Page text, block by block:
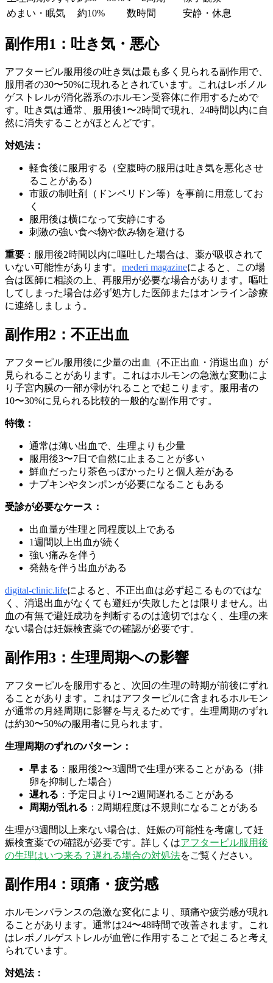
めまい・眠気
約10% 数時間 安静・休息
副作用1：吐き気・悪心
アフターピル服用後の吐き気は最も多く見られる副作用で、
服用者の30〜50%に現れるとされています。これはレボノル
ゲストレルが消化器系のホルモン受容体に作用するためで
す。吐き気は通常、服用後1〜2時間で現れ、24時間以内に自
然に消失することがほとんどです。
対処法：
軽食後に服用する（空腹時の服用は吐き気を悪化させ
ることがある）
市販の制吐剤（ドンペリドン等）を事前に用意してお
く
服用後は横になって安静にする
刺激の強い食べ物や飲み物を避ける
重要 ：服用後2時間以内に嘔吐した場合は、薬が吸収されて
いない可能性があります。 mederi magazineによると、この場
合は医師に相談の上、再服用が必要な場合があります。嘔吐
してしまった場合は必ず処方した医師またはオンライン診療
に連絡しましょう。
副作用2：不正出血
アフターピル服用後に少量の出血（不正出血・消退出血）が
見られることがあります。これはホルモンの急激な変動によ
り子宮内膜の一部が剥がれることで起こります。服用者の
10〜30%に見られる比較的一般的な副作用です。
特徴：
通常は薄い出血で、生理よりも少量
服用後3〜7日で自然に止まることが多い
鮮血だったり茶色っぽかったりと個人差がある
ナプキンやタンポンが必要になることもある
受診が必要なケース：
出血量が生理と同程度以上である
1週間以上出血が続く
強い痛みを伴う
発熱を伴う出血がある
digital-clinic.lifeによると、不正出血は必ず起こるものではな
く、消退出血がなくても避妊が失敗したとは限りません。出
血の有無で避妊成功を判断するのは適切ではなく、生理の来
ない場合は妊娠検査薬での確認が必要です。
副作用3：生理周期への影響
アフターピルを服用すると、次回の生理の時期が前後にずれ
ることがあります。これはアフターピルに含まれるホルモン
が通常の月経周期に影響を与えるためです。生理周期のずれ
は約30〜50%の服用者に見られます。
生理周期のずれのパターン：
早まる ：服用後2〜3週間で生理が来ることがある（排
卵を抑制した場合）
遅れる ：予定日より1〜2週間遅れることがある
周期が乱れる ：2周期程度は不規則になることがある
生理が3週間以上来ない場合は、妊娠の可能性を考慮して妊
娠検査薬での確認が必要です。詳しくはアフターピル服用後
の生理はいつ来る？遅れる場合の対処法をご覧ください。
副作用4：頭痛・疲労感
ホルモンバランスの急激な変化により、頭痛や疲労感が現れ
ることがあります。通常は24〜48時間で改善されます。これ
はレボノルゲストレルが血管に作用することで起こると考え
られています。
対処法：